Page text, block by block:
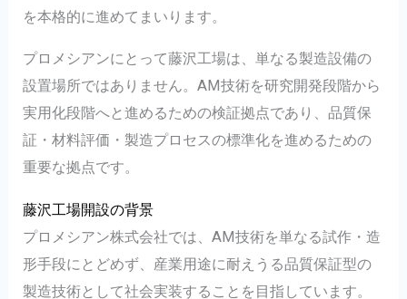
を本格的に進めてまいります。
プロメシアンにとって藤沢工場は、単なる製造設備の
設置場所ではありません。AM技術を研究開発段階から
実用化段階へと進めるための検証拠点であり、品質保
証・材料評価・製造プロセスの標準化を進めるための
重要な拠点です。
藤沢工場開設の背景
プロメシアン株式会社では、AM技術を単なる試作・造
形手段にとどめず、産業用途に耐えうる品質保証型の
製造技術として社会実装することを目指しています。